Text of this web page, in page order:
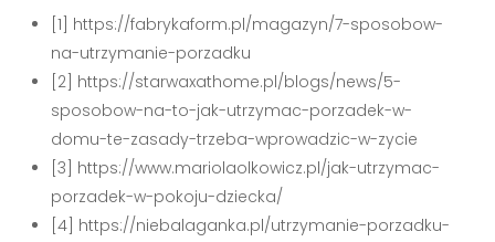
[1] https://fabrykaform.pl/magazyn/7-sposobow-
na-utrzymanie-porzadku
[2] https://starwaxathome.pl/blogs/news/5-
sposobow-na-to-jak-utrzymac-porzadek-w-
domu-te-zasady-trzeba-wprowadzic-w-zycie
[3] https://www.mariolaolkowicz.pl/jak-utrzymac-
porzadek-w-pokoju-dziecka/
[4] https://niebalaganka.pl/utrzymanie-porzadku-